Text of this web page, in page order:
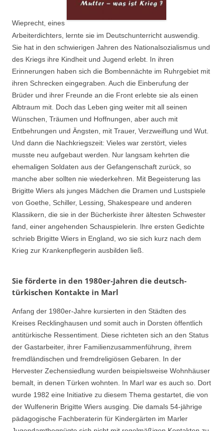
Wieprecht, eines
Arbeiterdichters, lernte sie im Deutschunterricht auswendig.
Sie hat in den schwierigen Jahren des Nationalsozialismus und
des Kriegs ihre Kindheit und Jugend erlebt. In ihren
Erinnerungen haben sich die Bombennächte im Ruhrgebiet mit
ihren Schrecken eingegraben. Auch die Einberufung der
Brüder und ihrer Freunde an die Front erlebte sie als einen
Albtraum mit. Doch das Leben ging weiter mit all seinen
Wünschen, Träumen und Hoffnungen, aber auch mit
Entbehrungen und Ängsten, mit Trauer, Verzweiflung und Wut.
Und dann die Nachkriegszeit: Vieles war zerstört, vieles
musste neu aufgebaut werden. Nur langsam kehrten die
ehemaligen Soldaten aus der Gefangenschaft zurück, so
manche aber sollten nie wiederkehren. Mit Begeisterung las
Brigitte Wiers als junges Mädchen die Dramen und Lustspiele
von Goethe, Schiller, Lessing, Shakespeare und anderen
Klassikern, die sie in der Bücherkiste ihrer ältesten Schwester
fand, einer angehenden Schauspielerin. Ihre ersten Gedichte
schrieb Brigitte Wiers in England, wo sie sich kurz nach dem
Krieg zur Krankenpflegerin ausbilden ließ.
Sie förderte in den 1980er-Jahren die deutsch-
türkischen Kontakte in Marl
Anfang der 1980er-Jahre kursierten in den Städten des
Kreises Recklinghausen und somit auch in Dorsten öffentlich
antitürkische Ressentiment. Diese richteten sich an den Status
der Gastarbeiter, ihrer Familienzusammenführung, ihrem
fremdländischen und fremdreligiösen Gebaren. In der
Hervester Zechensiedlung wurden beispielsweise Wohnhäuser
bemalt, in denen Türken wohnten. In Marl war es auch so. Dort
wurde 1982 eine Initiative zu diesem Thema gestartet, die von
der Wulfenerin Brigitte Wiers ausging. Die damals 54-jährige
pädagogische Fachberaterin für Kindergärten im Marler